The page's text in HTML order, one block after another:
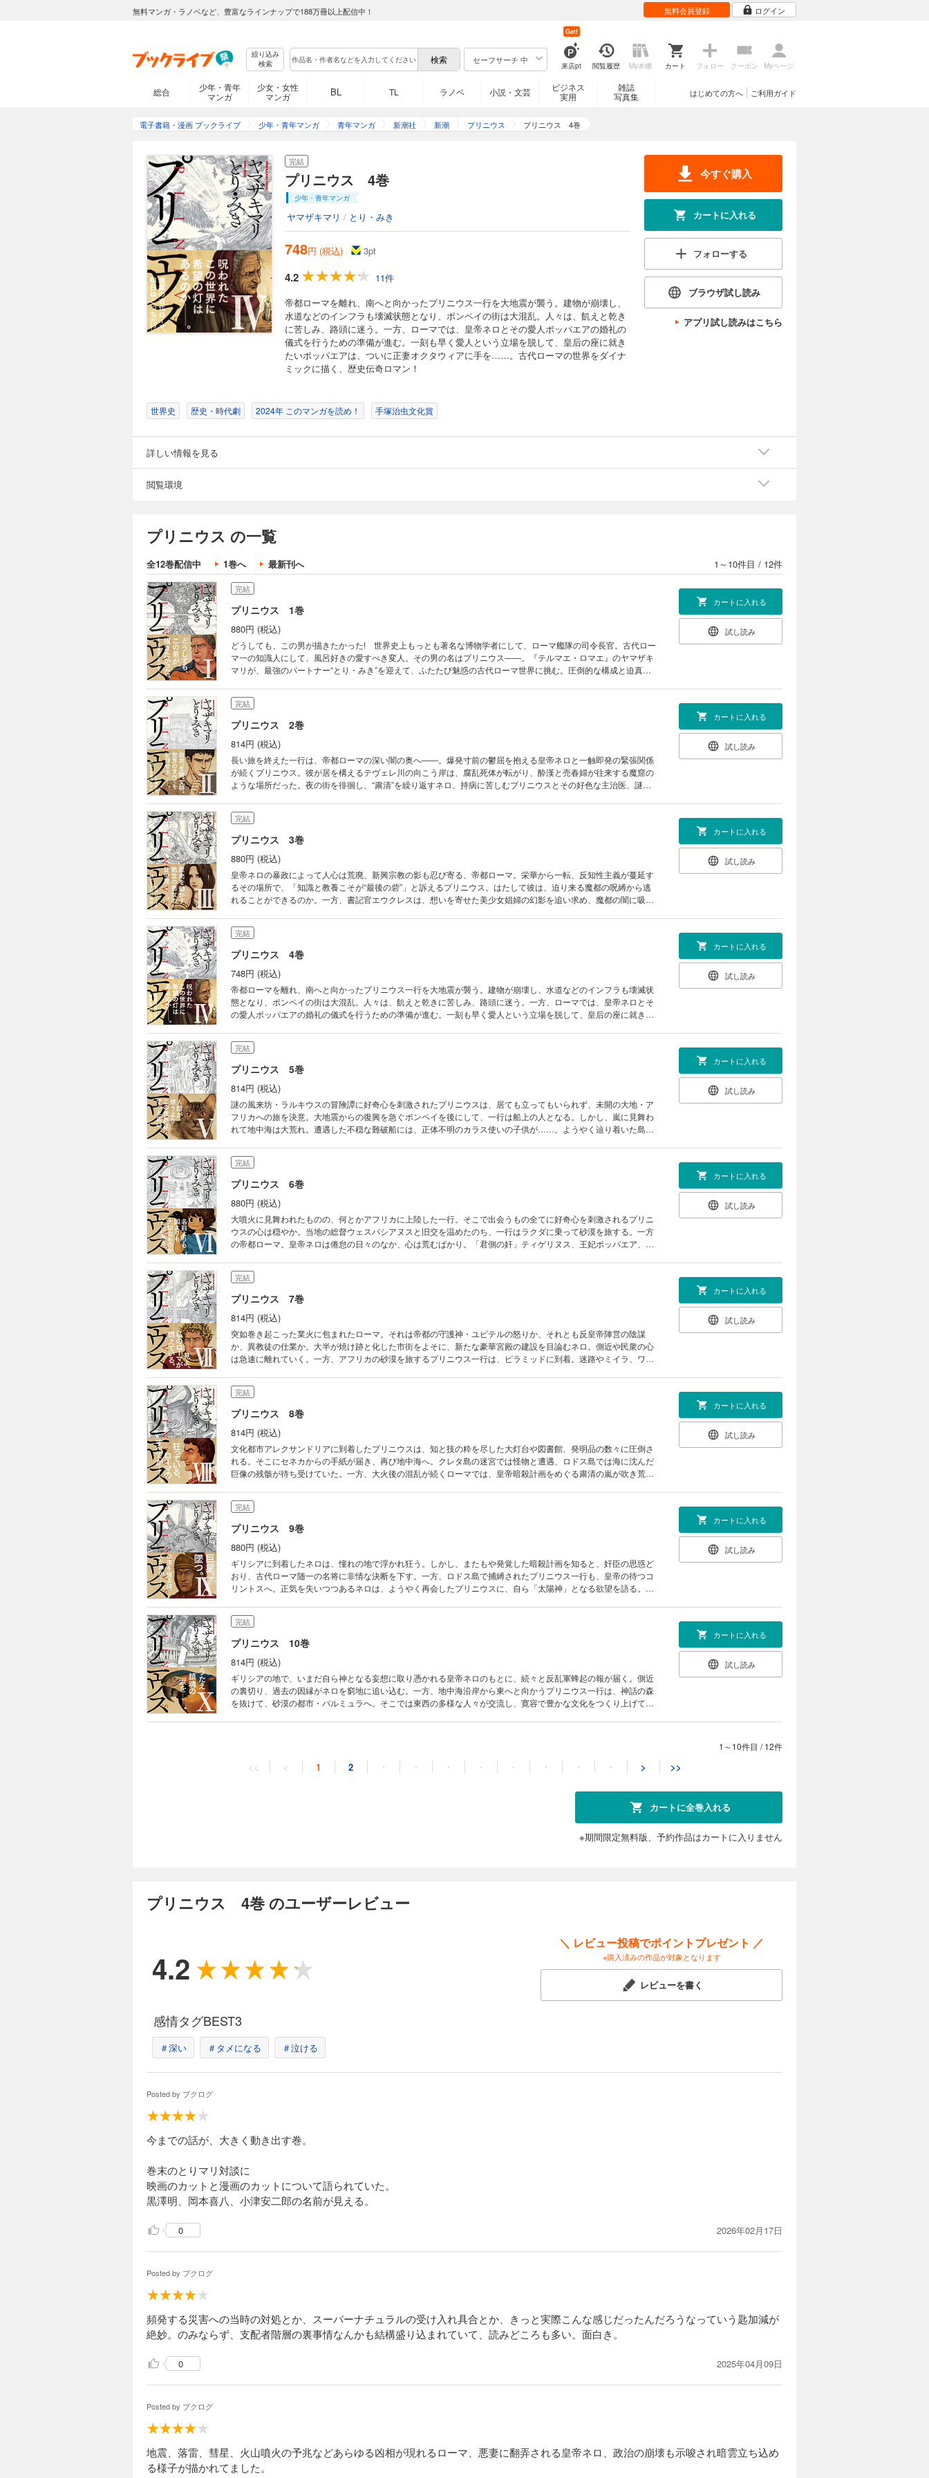
無料マンガ・ラノベなど、豊富なラインナップで188万冊以上配信中！ 無料会員登録 ログイン
絞り込み
検索
セーフサーチ 中
来店pt
Get!
閲覧履歴 My本棚 カート フォロー クーポン Myページ
総合
少年・青年
マンガ
少女・女性
マンガ
BL TL ラノベ 小説・文芸
ビジネス
実用
雑誌
写真集
ご利用ガイド
はじめての方へ
電子書籍・漫画 ブックライブ 少年・青年マンガ 青年マンガ 新潮社 新潮 プリニウス プリニウス 4巻
完結
プリニウス 4巻
少年・青年マンガ
ヤマザキマリ / とり・みき
748円 (税込) 3pt
4.2
11件
帝都ローマを離れ、南へと向かったプリニウス一行を大地震が襲う。建物が崩壊し、
水道などのインフラも壊滅状態となり、ポンペイの街は大混乱。人々は、飢えと乾き
に苦しみ、路頭に迷う。一方、ローマでは、皇帝ネロとその愛人ポッパエアの婚礼の
儀式を行うための準備が進む。一刻も早く愛人という立場を脱して、皇后の座に就き
たいポッパエアは、ついに正妻オクタウィアに手を……。古代ローマの世界をダイナ
ミックに描く、歴史伝奇ロマン！
今すぐ購入
カートに入れる
フォローする
ブラウザ試し読み
アプリ試し読みはこちら
世界史 歴史・時代劇 2024年 このマンガを読め！ 手塚治虫文化賞
詳しい情報を見る
閲覧環境
プリニウス の一覧
全12巻配信中 1巻へ 最新刊へ 1～10件目 / 12件
完結
プリニウス 1巻
880円 (税込)
どうしても、この男が描きたかった! 世界史上もっとも著名な博物学者にして、ローマ艦隊の司令長官。古代ロー
マ一の知識人にして、風呂好きの愛すべき変人。その男の名はプリニウス――。『テルマエ・ロマエ』のヤマザキ
マリが、最強のパートナー“とり・みき”を迎えて、ふたたび魅惑の古代ローマ世界に挑む。圧倒的な構成と迫真の
カートに入れる
試し読み
完結
プリニウス 2巻
814円 (税込)
長い旅を終えた一行は、帝都ローマの深い闇の奥へ――。爆発寸前の鬱屈を抱える皇帝ネロと一触即発の緊張関係
が続くプリニウス。彼が居を構えるテヴェレ川の向こう岸は、腐乱死体が転がり、酔漢と売春婦が往来する魔窟の
ような場所だった。夜の街を徘徊し、“粛清”を繰り返すネロ、持病に苦しむプリニウスとその好色な主治医、謎の
カートに入れる
試し読み
完結
プリニウス 3巻
880円 (税込)
皇帝ネロの暴政によって人心は荒廃、新興宗教の影も忍び寄る、帝都ローマ。栄華から一転、反知性主義が蔓延す
るその場所で、「知識と教養こそが“最後の砦”」と訴えるプリニウス。はたして彼は、迫り来る魔都の呪縛から逃
れることができるのか。一方、書記官エウクレスは、想いを寄せた美少女娼婦の幻影を追い求め、魔都の闇に吸い
カートに入れる
試し読み
完結
プリニウス 4巻
748円 (税込)
帝都ローマを離れ、南へと向かったプリニウス一行を大地震が襲う。建物が崩壊し、水道などのインフラも壊滅状
態となり、ポンペイの街は大混乱。人々は、飢えと乾きに苦しみ、路頭に迷う。一方、ローマでは、皇帝ネロとそ
の愛人ポッパエアの婚礼の儀式を行うための準備が進む。一刻も早く愛人という立場を脱して、皇后の座に就きた
ン！
カートに入れる
試し読み
完結
プリニウス 5巻
814円 (税込)
謎の風来坊・ラルキウスの冒険譚に好奇心を刺激されたプリニウスは、居ても立ってもいられず、未開の大地・ア
フリカへの旅を決意。大地震からの復興を急ぐポンペイを後にして、一行は船上の人となる。しかし、嵐に見舞わ
れて地中海は大荒れ。遭遇した不穏な難破船には、正体不明のカラス使いの子供が……。ようやく辿り着いた島で
巻！
カートに入れる
試し読み
完結
プリニウス 6巻
880円 (税込)
大噴火に見舞われたものの、何とかアフリカに上陸した一行。そこで出会うもの全てに好奇心を刺激されるプリニ
ウスの心は穏やか。当地の総督ウェスパシアヌスと旧交を温めたのち、一行はラクダに乗って砂漠を旅する。一方
の帝都ローマ。皇帝ネロは倦怠の日々のなか、心は荒むばかり。「君側の奸」ティゲリヌス、王妃ポッパエア、ユ
カートに入れる
試し読み
完結
プリニウス 7巻
814円 (税込)
突如巻き起こった業火に包まれたローマ。それは帝都の守護神・ユピテルの怒りか、それとも反皇帝陣営の陰謀
か、異教徒の仕業か。大半が焼け跡と化した市街をよそに、新たな豪華宮殿の建設を目論むネロ。側近や民衆の心
は急速に離れていく。一方、アフリカの砂漠を旅するプリニウス一行は、ピラミッドに到着。迷路やミイラ、ワニ
カートに入れる
試し読み
完結
プリニウス 8巻
814円 (税込)
文化都市アレクサンドリアに到着したプリニウスは、知と技の粋を尽した大灯台や図書館、発明品の数々に圧倒さ
れる。そこにセネカからの手紙が届き、再び地中海へ。クレタ島の迷宮では怪物と遭遇、ロドス島では海に沈んだ
巨像の残骸が待ち受けていた。一方、大火後の混乱が続くローマでは、皇帝暗殺計画をめぐる粛清の嵐が吹き荒れ
が……。
カートに入れる
試し読み
完結
プリニウス 9巻
880円 (税込)
ギリシアに到着したネロは、憧れの地で浮かれ狂う。しかし、またもや発覚した暗殺計画を知ると、奸臣の思惑ど
おり、古代ローマ随一の名将に非情な決断を下す。一方、ロドス島で捕縛されたプリニウス一行も、皇帝の待つコ
リントスへ。正気を失いつつあるネロは、ようやく再会したプリニウスに、自ら「太陽神」となる欲望を語る。そ
ト!?
カートに入れる
試し読み
完結
プリニウス 10巻
814円 (税込)
ギリシアの地で、いまだ自ら神となる妄想に取り憑かれる皇帝ネロのもとに、続々と反乱軍蜂起の報が届く。側近
の裏切り、過去の因縁がネロを窮地に追い込む。一方、地中海沿岸から東へと向かうプリニウス一行は、神話の森
を抜けて、砂漠の都市・パルミュラへ。そこでは東西の多様な人々が交流し、寛容で豊かな文化をつくり上げてい
カートに入れる
試し読み
プリニウス 11巻
814円 (税込)
若き日のプリニウスを描く、新章がスタート！ 北イタリアの街・コムムで生まれ育ったプリニウス。アルプスの
麓にあるその街は、森と湖に囲まれた自然豊かな景勝地。そこでプリニウスは動物や昆虫、植物と触れ合い、世界
を観察する悦びに目覚める。親友との哀しい別れを経験したプリニウスは、帝都ローマへ。書物に没頭し、学問に
カートに入れる
皇帝ネロの非業の死により混迷を極めたローマ帝国も、ウェスパシアヌス帝によって、ようやく安定がもたらされ
プリニウス一行の運命は――。連載スタートから10年。魅惑の古代ローマを描く歴史伝奇ロマン、堂々完結！
1～10件目 /12件
<< < 1 2 ・ ・ ・ ・ ・ ・ ・ ・ > >>
カートに全巻入れる
※期間限定無料版、予約作品はカートに入りません
プリニウス 4巻 のユーザーレビュー
4.2
＼ レビュー投稿でポイントプレゼント ／
※購入済みの作品が対象となります
レビューを書く
感情タグBEST3
＃深い ＃タメになる ＃泣ける
Posted by ブクログ
今までの話が、大きく動き出す巻。
巻末のとりマリ対談に
映画のカットと漫画のカットについて語られていた。
黒澤明、岡本喜八、小津安二郎の名前が見える。
0 2026年02月17日
Posted by ブクログ
頻発する災害への当時の対処とか、スーパーナチュラルの受け入れ具合とか、きっと実際こんな感じだったんだろうなっていう匙加減が
絶妙。のみならず、支配者階層の裏事情なんかも結構盛り込まれていて、読みどころも多い。面白き。
0 2025年04月09日
Posted by ブクログ
地震、落雷、彗星、火山噴火の予兆などあらゆる凶相が現れるローマ、悪妻に翻弄される皇帝ネロ、政治の崩壊も示唆され暗雲立ち込め
る様子が描かれてました。